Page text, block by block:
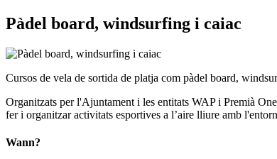
Pàdel board, windsurfing i caiac
Cursos de vela de sortida de platja com pàdel board,
Organitzats per l'Ajuntament i les entitats WAP i Premià
fer i organitzar activitats esportives a l’aire lliure amb
Wann?